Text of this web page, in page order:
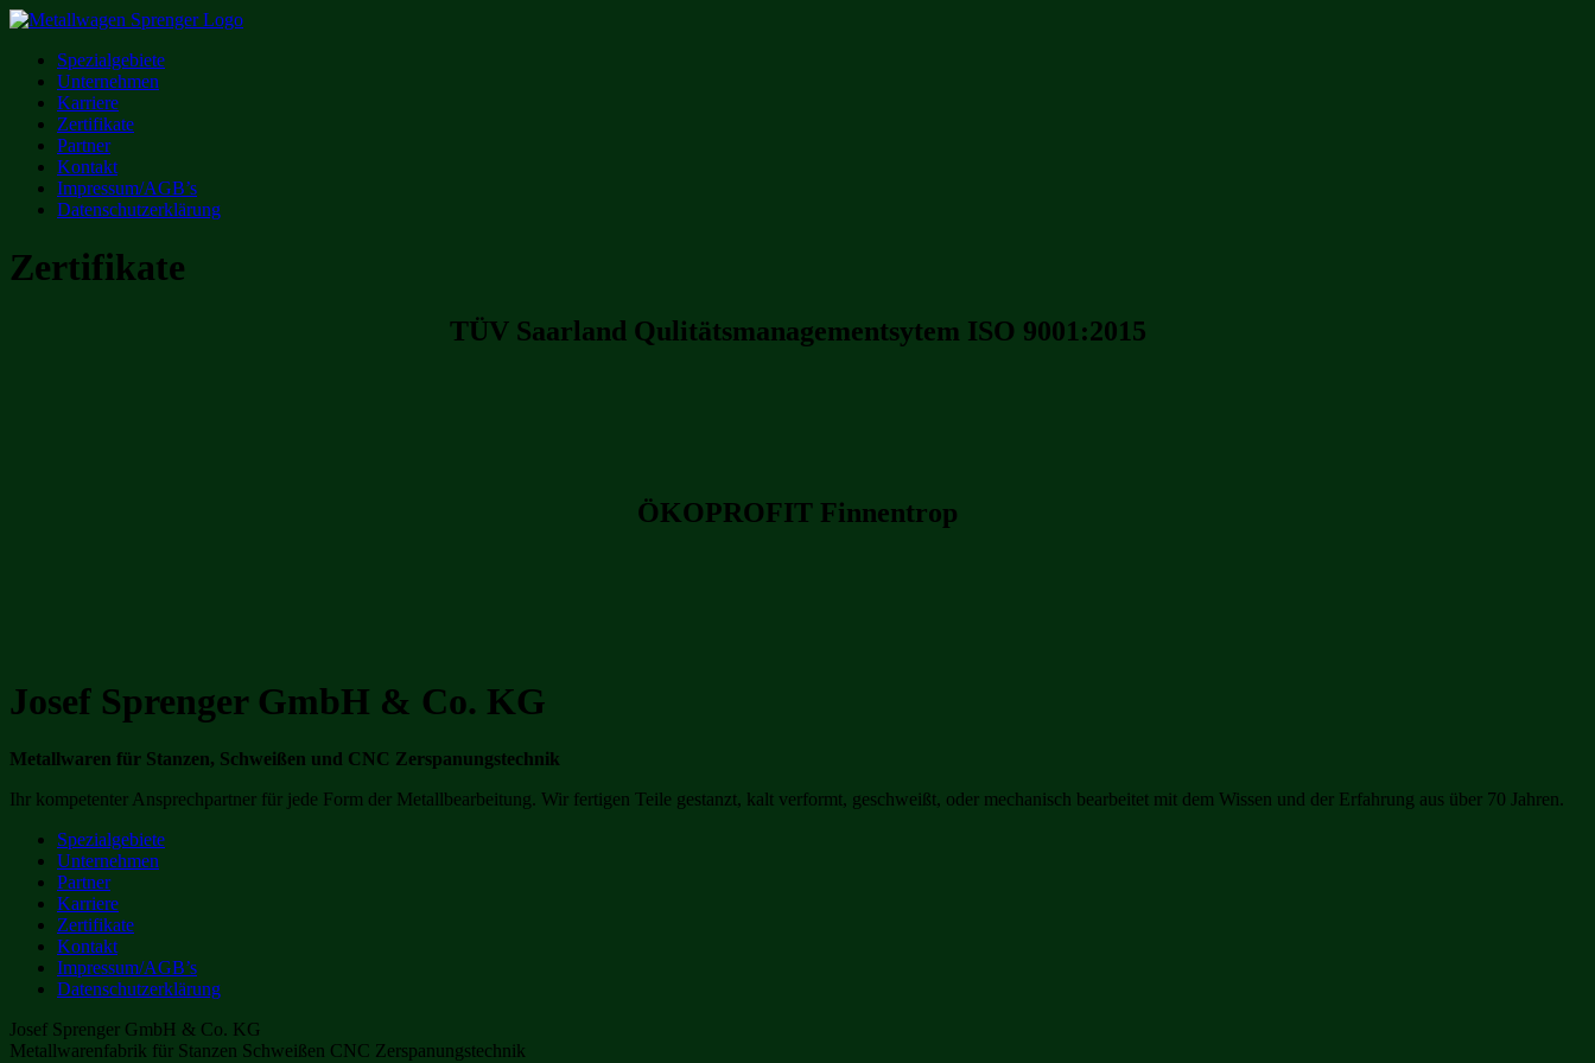
Skip
contentSpezialgebiete
Unternehmen
Karriere
Zertifikate
Partner
Kontakt
Impressum/AGB’s
Datenschutzerklärung
Zertifikate
TÜV Saarland Qulitätsmanagementsytem ISO 9001:2015
ÖKOPROFIT Finnentrop
Josef Sprenger GmbH & Co. KG
Metallwaren für Stanzen, Schweißen und CNC Zerspanungstechnik
Ihr kompetenter Ansprechpartner für jede Form der Metallbearbeitung. Wir fertigen Teile gestanzt, kalt verformt, geschweißt, oder mechanisch bearbeitet mit dem Wissen und der Erfahrung aus über 70 Jahren.
Spezialgebiete
Unternehmen
Partner
Karriere
Zertifikate
Kontakt
Impressum/AGB’s
Datenschutzerklärung
Josef Sprenger GmbH & Co. KG
Metallwarenfabrik für Stanzen Schweißen CNC Zerspanungstechnik